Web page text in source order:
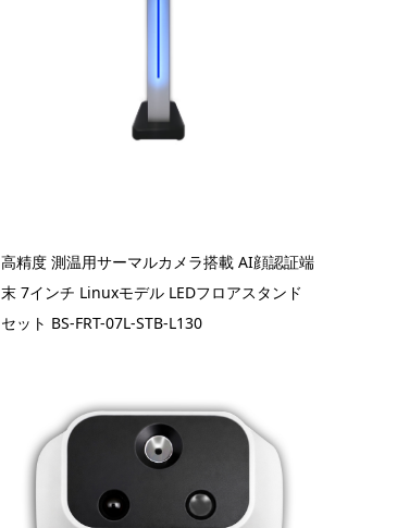
高精度 測温用サーマルカメラ搭載 AI顔認証端
末 7インチ Linuxモデル LEDフロアスタンド
セット BS-FRT-07L-STB-L130